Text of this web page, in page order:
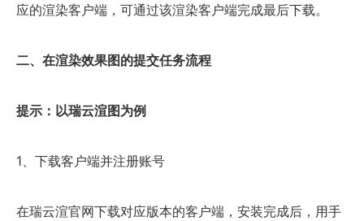
应的渲染客户端，可通过该渲染客户端完成最后下载。
二、在渲染效果图的提交任务流程
提示：以瑞云渲图为例
1、下载客户端并注册账号
在瑞云渲官网下载对应版本的客户端，安装完成后，用手